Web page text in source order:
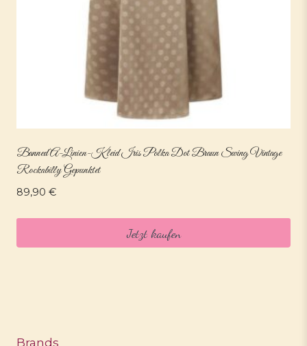
Banned A-Linien-Kleid Iris Polka Dot Braun Swing Vintage
Rockabilly Gepunktet
89,90 €
Jetzt kaufen
Brands